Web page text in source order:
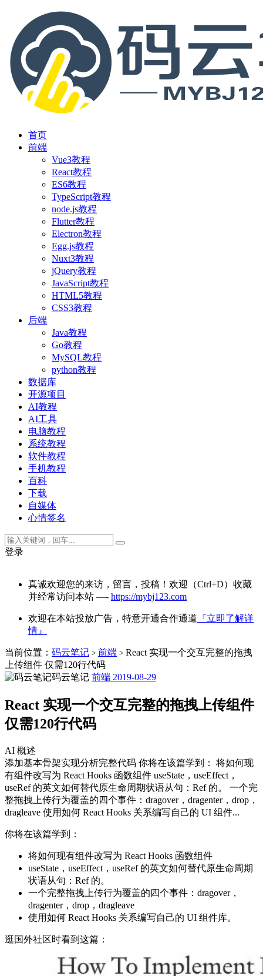
首页
前端
Vue3教程
React教程
ES6教程
TypeScript教程
node.js教程
Flutter教程
Electron教程
Egg.js教程
Nuxt3教程
jQuery教程
JavaScript教程
HTML5教程
CSS3教程
后端
Java教程
Go教程
MySQL教程
python教程
数据库
开源项目
AI教程
AI工具
电脑教程
系统教程
软件教程
手机教程
百科
下载
自媒体
心情签名
登录
真诚欢迎您的来访，留言，投稿！欢迎（Ctrl+D）收藏
并经常访问本站 —- https://mybj123.com
欢迎在本站投放广告，特意开通合作通道 『立即了解详
情』
当前位置： 码云笔记 > 前端 > React 实现一个交互完整的拖拽
上传组件 仅需120行代码
码云笔记 前端 2019-08-29
React 实现一个交互完整的拖拽上传组件
仅需120行代码
AI 概述
添加基本骨架实现分析完整代码 你将在该篇学到： 将如何现
有组件改写为 React Hooks 函数组件 useState，useEffect，
useRef 的英文如何替代原生命周期状语从句：Ref 的。 一个完
整拖拽上传行为覆盖的四个事件：dragover，dragenter，drop，
dragleave 使用如何 React Hooks 关系编写自己的 UI 组件...
你将在该篇学到：
将如何现有组件改写为 React Hooks 函数组件
useState，useEffect，useRef 的英文如何替代原生命周期
状语从句：Ref 的。
一个完整拖拽上传行为覆盖的四个事件：dragover，
dragenter，drop，dragleave
使用如何 React Hooks 关系编写自己的 UI 组件库。
逛国外社区时看到这篇：